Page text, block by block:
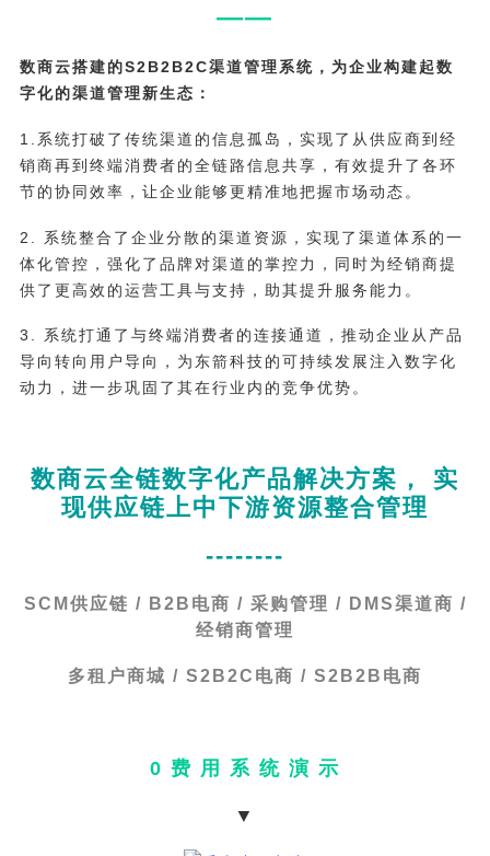
——
数商云搭建的S2B2B2C渠道管理系统，为企业构建起数
字化的渠道管理新生态：
1.系统打破了传统渠道的信息孤岛，实现了从供应商到经
销商再到终端消费者的全链路信息共享，有效提升了各环
节的协同效率，让企业能够更精准地把握市场动态。
2. 系统整合了企业分散的渠道资源，实现了渠道体系的一
体化管控，强化了品牌对渠道的掌控力，同时为经销商提
供了更高效的运营工具与支持，助其提升服务能力。
3. 系统打通了与终端消费者的连接通道，推动企业从产品
导向转向用户导向，为东箭科技的可持续发展注入数字化
动力，进一步巩固了其在行业内的竞争优势。
数商云全链数字化产品解决方案， 实
现供应链上中下游资源整合管理
--------
SCM供应链 / B2B电商 / 采购管理 / DMS渠道商 /
经销商管理
多租户商城 / S2B2C电商 / S2B2B电商
0 费 用 系 统 演 示
▼